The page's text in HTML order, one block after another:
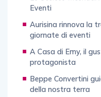
Eventi
Aurisina rinnova la
giornate di eventi
A Casa di Emy, il
protagonista
Beppe Convertini
della nostra terra